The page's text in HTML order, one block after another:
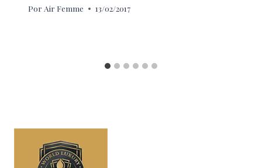
Por Air Femme 13/02/2017